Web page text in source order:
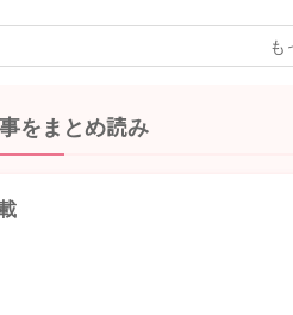
も
をまとめ読み